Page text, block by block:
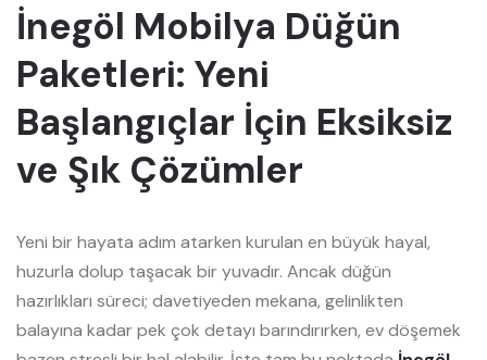
İnegöl Mobilya Düğün
Paketleri: Yeni
Başlangıçlar İçin Eksiksiz
ve Şık Çözümler
Yeni bir hayata adım atarken kurulan en büyük hayal,
huzurla dolup taşacak bir yuvadır. Ancak düğün
hazırlıkları süreci; davetiyeden mekana, gelinlikten
balayına kadar pek çok detayı barındırırken, ev döşemek